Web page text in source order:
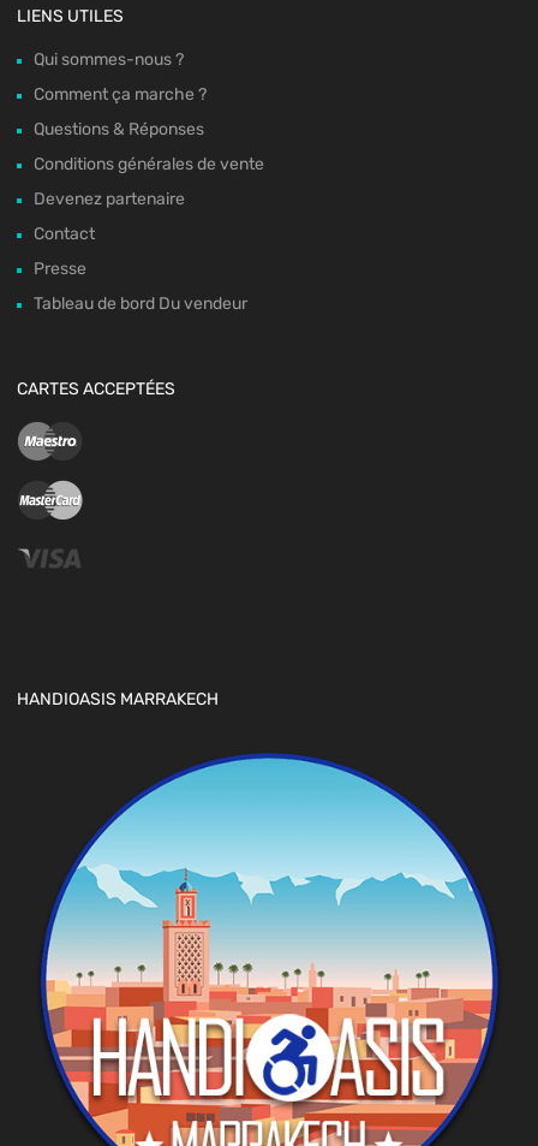
LIENS UTILES
Qui sommes-nous ?
Comment ça marche ?
Questions & Réponses
Conditions générales de vente
Devenez partenaire
Contact
Presse
Tableau de bord Du vendeur
CARTES ACCEPTÉES
HANDIOASIS MARRAKECH